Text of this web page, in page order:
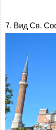
7. Вид Св.